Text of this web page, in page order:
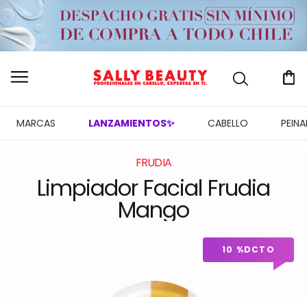
MARCAS LANZAMIENTOS✨ CABELLO
FRUDIA
Limpiador Facial Frudia
Mango
10 %DCTO